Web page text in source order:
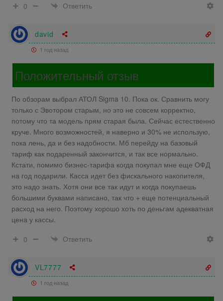
0
Ответить
david
1 год назад
Положительный отзыв
По обзорам выбрал АТОЛ Sigma 10. Пока ок. Сравнить могу
только с Эвотором старым, но это не совсем корректно,
потому что та модель прям старая была. Сейчас естественно
круче. Много возможностей, я наверно и 30% не использую,
пока лень, да и без надобности. Мб перейду на базовый
тариф как подаренный закончится, и так все нормально.
Кстати, помимо бизнес-тарифа когда покупал мне еще ОФД
на год подарили. Касса идет без фискального накопителя,
это надо знать. Хотя они все так идут и когда покупаешь
большими буквами написано, так что + еще потенциальный
расход на него. Поэтому хорошо хоть по деньгам адекватная
цена у кассы.
0
Ответить
VL7777
1 год назад